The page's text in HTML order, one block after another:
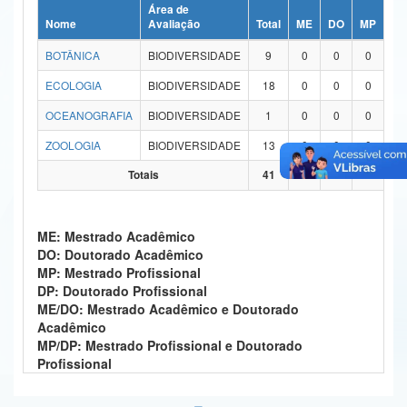
Ministério da Ciência, Tecnologia, Inovações e Comunicações
Ministério do Meio Ambiente
Ministério do Desenvolvimento Regional
Secretaria-Geral
Secretaria de Governo
Gabinete de Segurança Institucional
Advocacia-Geral da União
Nome
Área de
Avaliação
Total ME DO MP
BOTÂNICA
BIODIVERSIDADE 9 0 0 0
ECOLOGIA
BIODIVERSIDADE 18 0 0 0
OCEANOGRAFIA
BIODIVERSIDADE 1 0 0 0
ZOOLOGIA
BIODIVERSIDADE 13 0 0 0
0
Totais
41 0 0 0
ME: Mestrado Acadêmico
DO: Doutorado Acadêmico
MP: Mestrado Profissional
DP: Doutorado Profissional
ME/DO: Mestrado Acadêmico e Doutorado
Acadêmico
MP/DP: Mestrado Profissional e Doutorado
Profissional